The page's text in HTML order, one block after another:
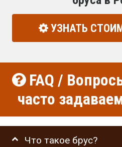
УЗНАТЬ
FAQ /
часто
Что такое брус?